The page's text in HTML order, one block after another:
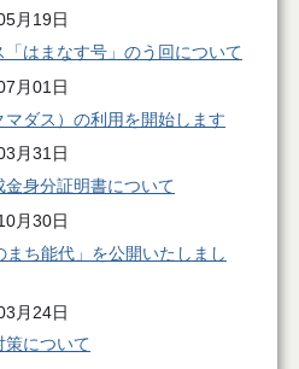
月19日
はまなす号」のう回について
月01日
ダス）の利用を開始します
月31日
身分証明書について
月30日
ち能代」を公開いたしまし
月24日
策について